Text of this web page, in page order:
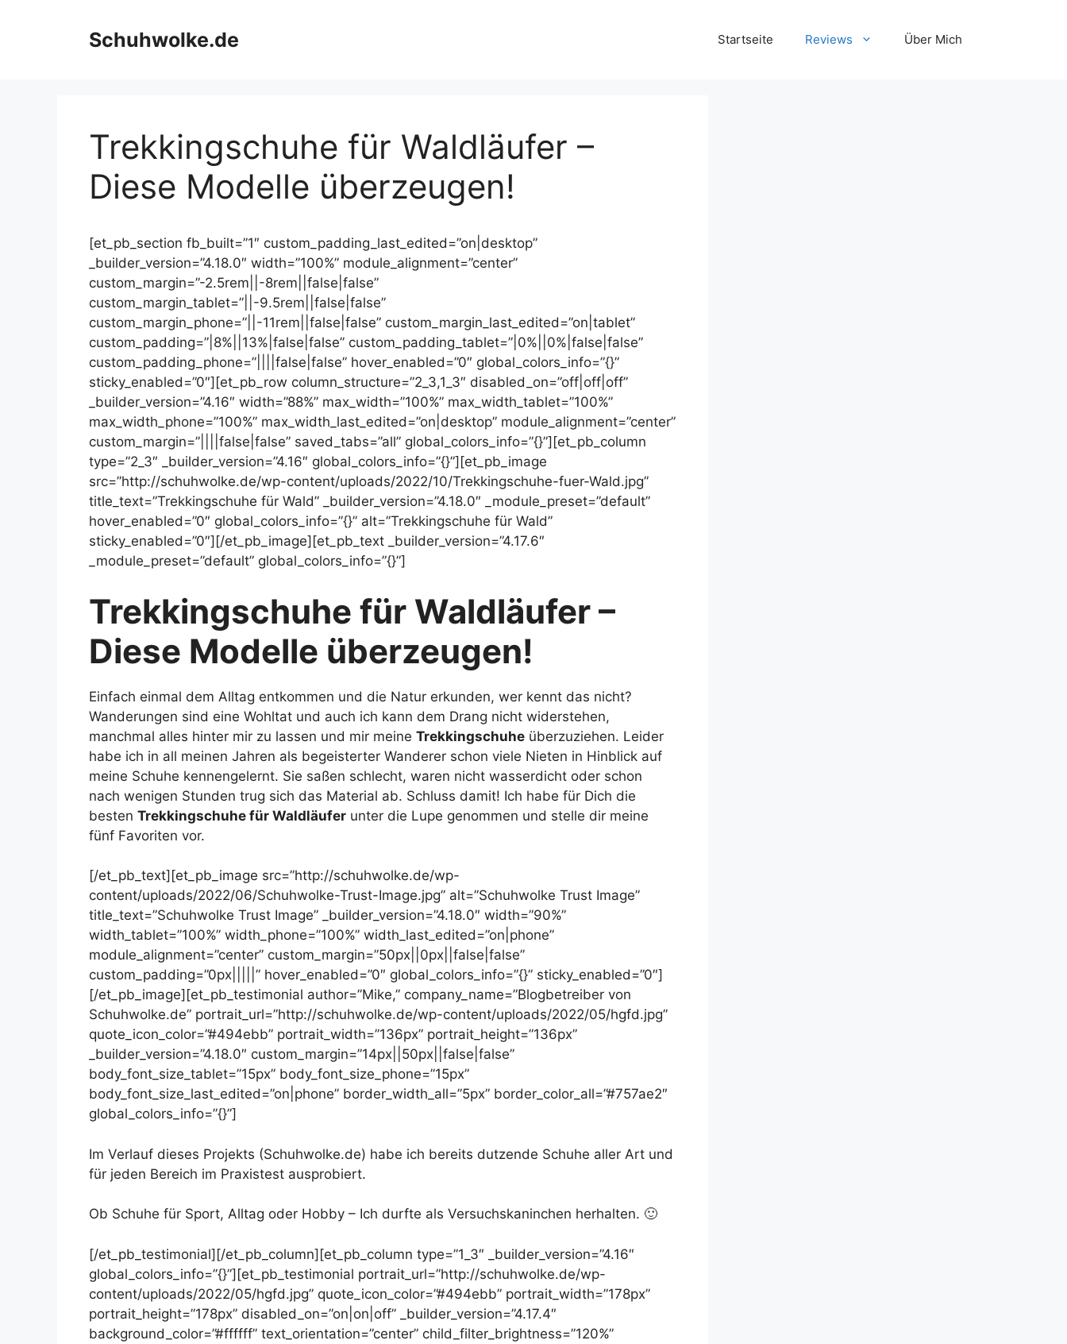
Schuhwolke.de Startseite Reviews Über Mich
Trekkingschuhe für Waldläufer –
Diese Modelle überzeugen!
[et_pb_section fb_built=”1″ custom_padding_last_edited=”on|desktop”
_builder_version=”4.18.0″ width=”100%” module_alignment=”center”
custom_margin=”-2.5rem||-8rem||false|false”
custom_margin_tablet=”||-9.5rem||false|false”
custom_margin_phone=”||-11rem||false|false” custom_margin_last_edited=”on|tablet”
custom_padding=”|8%||13%|false|false” custom_padding_tablet=”|0%||0%|false|false”
custom_padding_phone=”||||false|false” hover_enabled=”0″ global_colors_info=”{}”
sticky_enabled=”0″][et_pb_row column_structure=”2_3,1_3″ disabled_on=”off|off|off”
_builder_version=”4.16″ width=”88%” max_width=”100%” max_width_tablet=”100%”
max_width_phone=”100%” max_width_last_edited=”on|desktop” module_alignment=”center”
custom_margin=”||||false|false” saved_tabs=”all” global_colors_info=”{}”][et_pb_column
type=”2_3″ _builder_version=”4.16″ global_colors_info=”{}”][et_pb_image
src=”http://schuhwolke.de/wp-content/uploads/2022/10/Trekkingschuhe-fuer-Wald.jpg”
title_text=”Trekkingschuhe für Wald” _builder_version=”4.18.0″ _module_preset=”default”
hover_enabled=”0″ global_colors_info=”{}” alt=”Trekkingschuhe für Wald”
sticky_enabled=”0″][/et_pb_image][et_pb_text _builder_version=”4.17.6″
_module_preset=”default” global_colors_info=”{}”]
Trekkingschuhe für Waldläufer –
Diese Modelle überzeugen!
Einfach einmal dem Alltag entkommen und die Natur erkunden, wer kennt das nicht?
Wanderungen sind eine Wohltat und auch ich kann dem Drang nicht widerstehen,
manchmal alles hinter mir zu lassen und mir meine Trekkingschuhe überzuziehen. Leider
habe ich in all meinen Jahren als begeisterter Wanderer schon viele Nieten in Hinblick auf
meine Schuhe kennengelernt. Sie saßen schlecht, waren nicht wasserdicht oder schon
nach wenigen Stunden trug sich das Material ab. Schluss damit! Ich habe für Dich die
besten Trekkingschuhe für Waldläufer unter die Lupe genommen und stelle dir meine
fünf Favoriten vor.
[/et_pb_text][et_pb_image src=”http://schuhwolke.de/wp-
content/uploads/2022/06/Schuhwolke-Trust-Image.jpg” alt=”Schuhwolke Trust Image”
title_text=”Schuhwolke Trust Image” _builder_version=”4.18.0″ width=”90%”
width_tablet=”100%” width_phone=”100%” width_last_edited=”on|phone”
module_alignment=”center” custom_margin=”50px||0px||false|false”
custom_padding=”0px|||||” hover_enabled=”0″ global_colors_info=”{}” sticky_enabled=”0″]
[/et_pb_image][et_pb_testimonial author=”Mike,” company_name=”Blogbetreiber von
Schuhwolke.de” portrait_url=”http://schuhwolke.de/wp-content/uploads/2022/05/hgfd.jpg”
quote_icon_color=”#494ebb” portrait_width=”136px” portrait_height=”136px”
_builder_version=”4.18.0″ custom_margin=”14px||50px||false|false”
body_font_size_tablet=”15px” body_font_size_phone=”15px”
body_font_size_last_edited=”on|phone” border_width_all=”5px” border_color_all=”#757ae2″
global_colors_info=”{}”]
Im Verlauf dieses Projekts (Schuhwolke.de) habe ich bereits dutzende Schuhe aller Art und
für jeden Bereich im Praxistest ausprobiert.
Ob Schuhe für Sport, Alltag oder Hobby – Ich durfte als Versuchskaninchen herhalten. 🙂
[/et_pb_testimonial][/et_pb_column][et_pb_column type=”1_3″ _builder_version=”4.16″
global_colors_info=”{}”][et_pb_testimonial portrait_url=”http://schuhwolke.de/wp-
content/uploads/2022/05/hgfd.jpg” quote_icon_color=”#494ebb” portrait_width=”178px”
portrait_height=”178px” disabled_on=”on|on|off” _builder_version=”4.17.4″
background_color=”#ffffff” text_orientation=”center” child_filter_brightness=”120%”